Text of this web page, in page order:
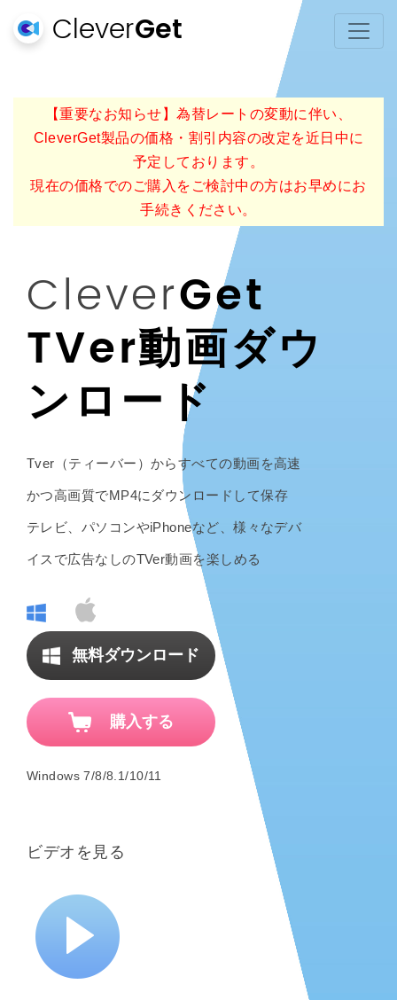
CleverGet
【重要なお知らせ】為替レートの変動に伴い、
CleverGet製品の価格・割引内容の改定を近日中に
予定しております。
現在の価格でのご購入をご検討中の方はお早めにお
手続きください。
CleverGet
TVer動画ダウ
ンロード
Tver（ティーバー）からすべての動画を高速
かつ高画質でMP4にダウンロードして保存
テレビ、パソコンやiPhoneなど、様々なデバ
イスで広告なしのTVer動画を楽しめる
無料ダウンロード
購入する
Windows 7/8/8.1/10/11
ビデオを見る